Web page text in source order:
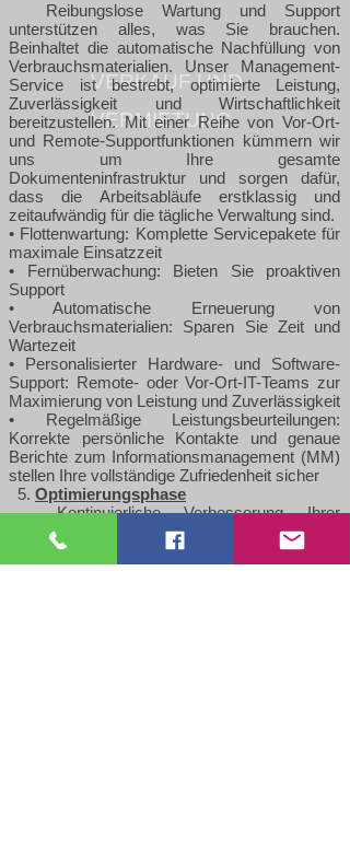
VERKAUF UND
VERMIETUNG
Reibungslose Wartung und Support
unterstützen alles, was Sie brauchen.
Beinhaltet die automatische Nachfüllung von
Verbrauchsmaterialien. Unser Management-
Service ist bestrebt, optimierte Leistung,
Zuverlässigkeit und Wirtschaftlichkeit
bereitzustellen. Mit einer Reihe von Vor-Ort-
und Remote-Supportfunktionen kümmern wir
uns um Ihre gesamte
Dokumenteninfrastruktur und sorgen dafür,
dass die Arbeitsabläufe erstklassig und
zeitaufwändig für die tägliche Verwaltung sind.
• Flottenwartung: Komplette Servicepakete für
maximale Einsatzzeit
• Fernüberwachung: Bieten Sie proaktiven
Support
• Automatische Erneuerung von
Verbrauchsmaterialien: Sparen Sie Zeit und
Wartezeit
• Personalisierter Hardware- und Software-
Support: Remote- oder Vor-Ort-IT-Teams zur
Maximierung von Leistung und Zuverlässigkeit
• Regelmäßige Leistungsbeurteilungen:
Korrekte persönliche Kontakte und genaue
Berichte zum Informationsmanagement (MM)
stellen Ihre vollständige Zufriedenheit sicher
5. Optimierungsphase
Kontinuierliche Verbesserung Ihrer
Druckumgebung – optimiert durch
kontinuierliche Auswertungen, Berichte und
Beratungen. Basierend auf den erhobenen